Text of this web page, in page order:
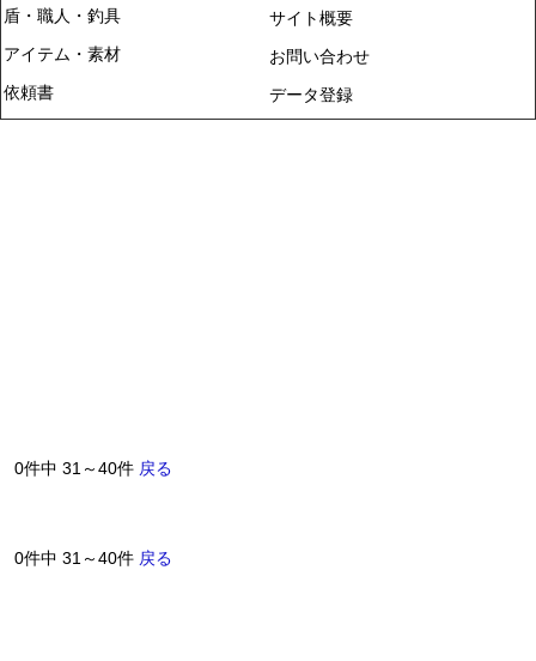
盾・職人・釣具
アイテム・素材
依頼書
サイト概要
お問い合わせ
データ登録
0件中 31～40件 戻る
0件中 31～40件 戻る